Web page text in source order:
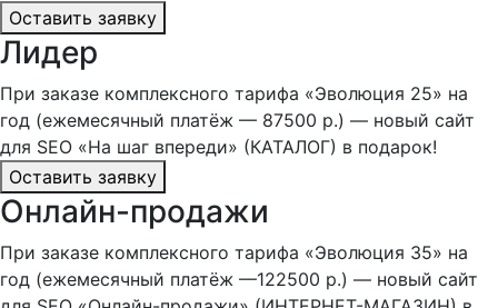
Оставить заявку
Лидер
При заказе комплексного тарифа «Эволюция 25» на
год (ежемесячный платёж — 87500 р.) — новый сайт
для SEO «На шаг впереди» (КАТАЛОГ) в подарок!
Оставить заявку
Онлайн-продажи
При заказе комплексного тарифа «Эволюция 35» на
год (ежемесячный платёж —122500 р.) — новый сайт